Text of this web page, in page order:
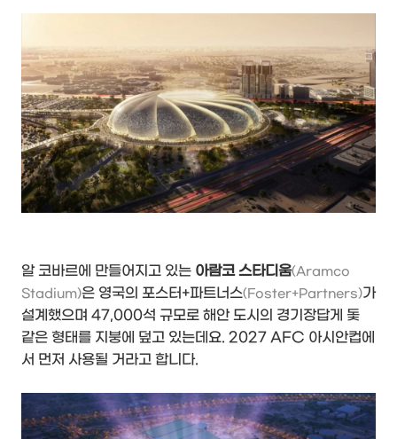
알 코바르에 만들어지고 있는 아람코 스타디움(Aramco
Stadium)은 영국의 포스터+파트너스(Foster+Partners)가
설계했으며 47,000석 규모로 해안 도시의 경기장답게 돛
같은 형태를 지붕에 덮고 있는데요. 2027 AFC 아시안컵에
서 먼저 사용될 거라고 합니다.